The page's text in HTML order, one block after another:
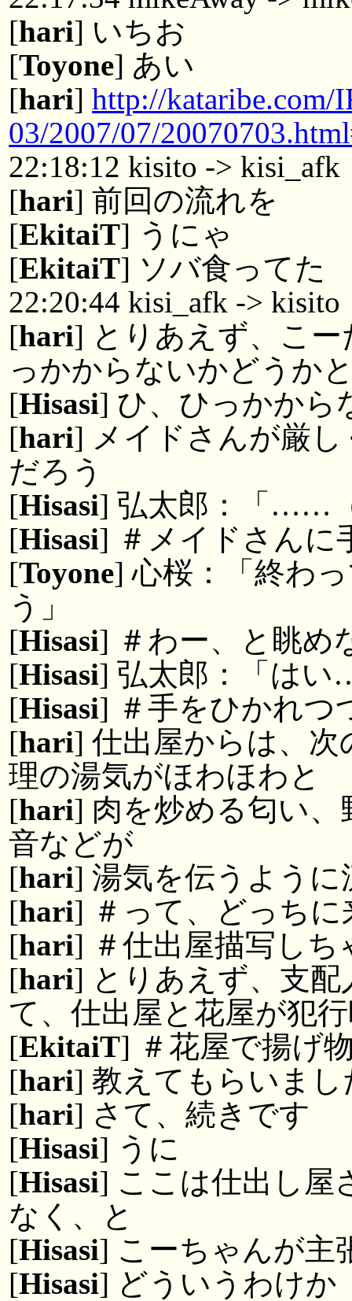
[hari] いちお
[Toyone] あい
[hari]http://kataribe.com/
03/2007/07/
22:18:12 kisito -> kisi_afk
[hari] 前回の流れを
[EkitaiT] うにゃ
[EkitaiT] ソバ食ってた
22:20:44 kisi_afk -> kisito
[hari] とりあえず、こ
っかからないかどうか
[Hisasi] ひ、ひっかから
[hari] メイドさんが厳
だろう
[Hisasi] 弘太郎：「……
[Hisasi] ＃メイドさんに
[Toyone] 心桜：「終わ
う」
[Hisasi] ＃わー、と眺め
[Hisasi] 弘太郎：「は
[Hisasi] ＃手をひかれつ
[hari] 仕出屋からは、
理の湯気がほわほわと
[hari] 肉を炒める匂い
音などが
[hari] 湯気を伝うように
[hari] ＃って、どっち
[hari] ＃仕出屋描写しち
[hari] とりあえず、支
て、仕出屋と花屋が犯
[EkitaiT] ＃花屋で揚げ
[hari] 教えてもらいまし
[hari] さて、続きです
[Hisasi] うに
[Hisasi] ここは仕出し屋
なく、と
[Hisasi] こーちゃんが主
[Hisasi] どういうわけか